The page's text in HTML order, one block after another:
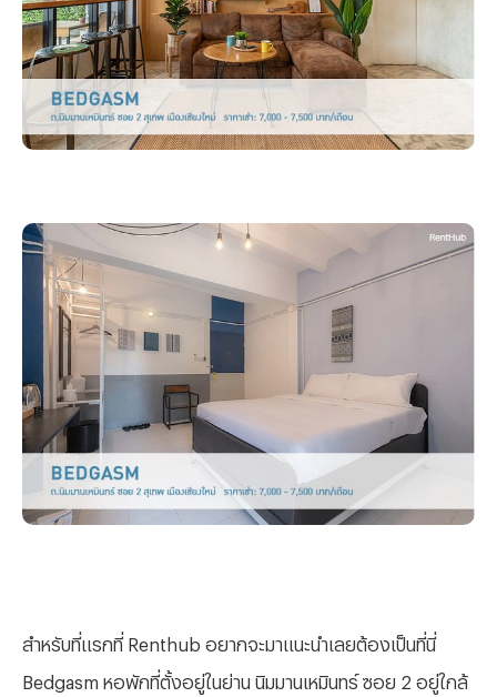
สำหรับที่แรกที่ Renthub อยากจะมาแนะนำเลยต้องเป็นที่นี่
Bedgasm หอพักที่ตั้งอยู่ในย่าน นิมมานเหมินทร์ ซอย 2 อยู่ใกล้